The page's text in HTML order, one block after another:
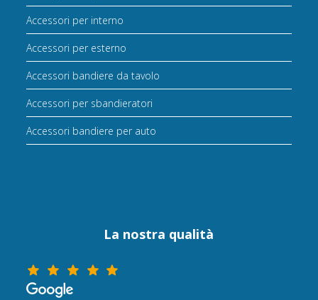
Accessori per interno
Accessori per esterno
Accessori bandiere da tavolo
Accessori per sbandieratori
Accessori bandiere per auto
La nostra qualità